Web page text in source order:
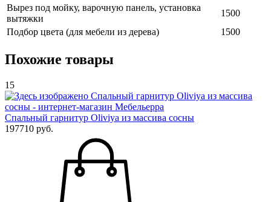
Вырез под мойку, варочную панель, установка
вытяжки
1500
Подбор цвета (для мебели из дерева)
1500
Похожие товары
15
Спальный гарнитур Oliviya из массива сосны
197710 руб.